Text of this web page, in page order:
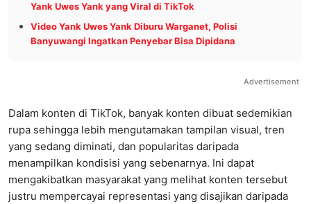
Yank Uwes Yank yang Viral di TikTok
Video Yank Uwes Yank Diburu Warganet, Polisi
Banyuwangi Ingatkan Penyebar Bisa Dipidana
Advertisement
Dalam konten di TikTok, banyak konten dibuat sedemikian
rupa sehingga lebih mengutamakan tampilan visual, tren
yang sedang diminati, dan popularitas daripada
menampilkan kondisisi yang sebenarnya. Ini dapat
mengakibatkan masyarakat yang melihat konten tersebut
justru mempercayai representasi yang disajikan daripada